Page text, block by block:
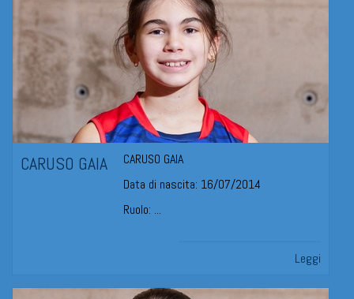
CARUSO GAIA
CARUSO GAIA
Data di nascita: 16/07/2014
Ruolo: ...
Leggi